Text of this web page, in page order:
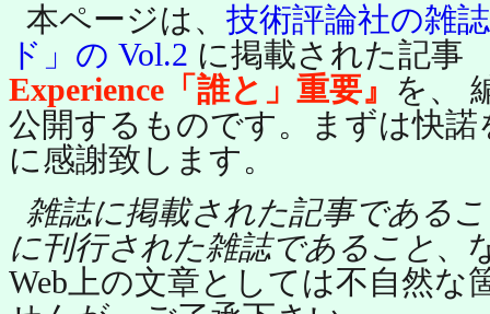
本ページは、 技術評論社の雑
ド」の Vol.2 に掲載された記事
Experience「誰と」重要』 を、
公開するものです。まずは快
に感謝致します。
雑誌に掲載された記事である
に刊行された雑誌であること、
Web上の文章としては不自然な